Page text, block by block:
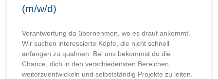
(m/w/d)
Verantwortung da übernehmen, wo es drauf ankommt.
Wir suchen interessierte Köpfe, die nicht schnell
anfangen zu qualmen. Bei uns bekommst du die
Chance, dich in den verschiedensten Bereichen
weiterzuentwickeln und selbstständig Projekte zu leiten.